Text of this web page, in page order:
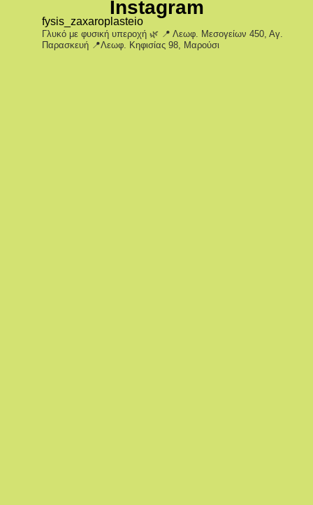
Instagram
fysis_zaxaroplasteio
Γλυκό με φυσική υπεροχή 🌿 📍 Λεωφ. Μεσογείων 450, Αγ.
Παρασκευή 📍Λεωφ. Κηφισίας 98, Μαρούσι